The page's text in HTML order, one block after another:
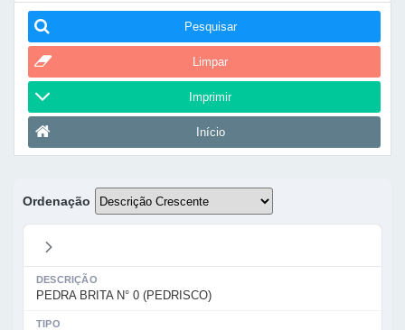
Pesquisar
Limpar
Imprimir
Início
Ordenação
DESCRIÇÃO
PEDRA BRITA N° 0 (PEDRISCO)
TIPO